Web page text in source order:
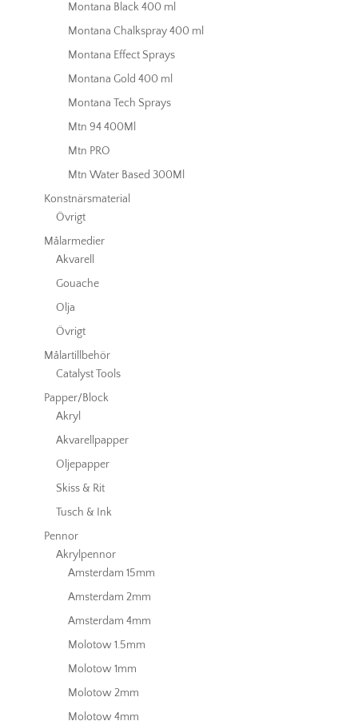
Montana Black 400 ml
Montana Chalkspray 400 ml
Montana Effect Sprays
Montana Gold 400 ml
Montana Tech Sprays
Mtn 94 400Ml
Mtn PRO
Mtn Water Based 300Ml
Konstnärsmaterial
Övrigt
Målarmedier
Akvarell
Gouache
Olja
Övrigt
Målartillbehör
Catalyst Tools
Papper/Block
Akryl
Akvarellpapper
Oljepapper
Skiss & Rit
Tusch & Ink
Pennor
Akrylpennor
Amsterdam 15mm
Amsterdam 2mm
Amsterdam 4mm
Molotow 1.5mm
Molotow 1mm
Molotow 2mm
Molotow 4mm